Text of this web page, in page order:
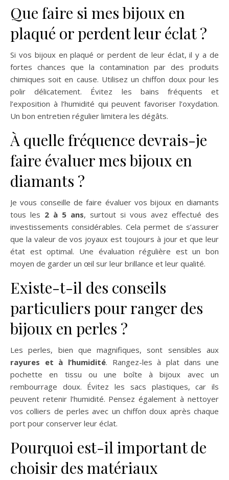
Que faire si mes bijoux en
plaqué or perdent leur éclat ?
Si vos bijoux en plaqué or perdent de leur éclat, il y a de
fortes chances que la contamination par des produits
chimiques soit en cause. Utilisez un chiffon doux pour les
polir délicatement. Évitez les bains fréquents et
l’exposition à l’humidité qui peuvent favoriser l’oxydation.
Un bon entretien régulier limitera les dégâts.
À quelle fréquence devrais-je
faire évaluer mes bijoux en
diamants ?
Je vous conseille de faire évaluer vos bijoux en diamants
tous les 2 à 5 ans, surtout si vous avez effectué des
investissements considérables. Cela permet de s’assurer
que la valeur de vos joyaux est toujours à jour et que leur
état est optimal. Une évaluation régulière est un bon
moyen de garder un œil sur leur brillance et leur qualité.
Existe-t-il des conseils
particuliers pour ranger des
bijoux en perles ?
Les perles, bien que magnifiques, sont sensibles aux
rayures et à l’humidité. Rangez-les à plat dans une
pochette en tissu ou une boîte à bijoux avec un
rembourrage doux. Évitez les sacs plastiques, car ils
peuvent retenir l’humidité. Pensez également à nettoyer
vos colliers de perles avec un chiffon doux après chaque
port pour conserver leur éclat.
Pourquoi est-il important de
choisir des matériaux